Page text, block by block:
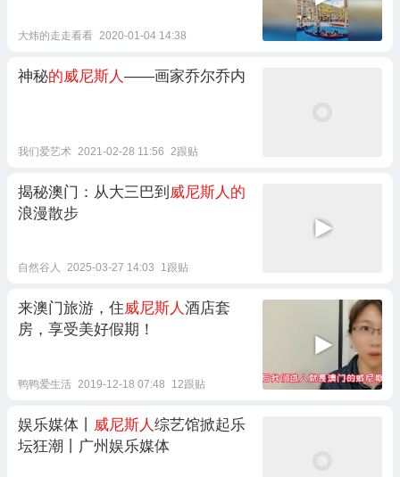
大炜的走走看看 2020-01-04 14:38
神秘的威尼斯人 ——画家乔尔乔内
我们爱艺术 2021-02-28 11:56 2跟贴
揭秘澳门：从大三巴到 威尼斯人的
浪漫散步
自然谷人 2025-03-27 14:03 1跟贴
来澳门旅游，住威尼斯人酒店套
房，享受美好假期！
鸭鸭爱生活 2019-12-18 07:48 12跟贴
娱乐媒体丨 威尼斯人综艺馆掀起乐
坛狂潮丨广州娱乐媒体